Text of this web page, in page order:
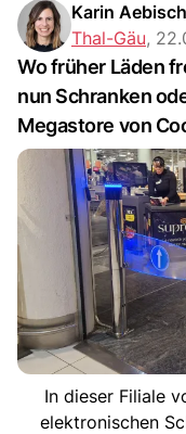
Karin
Thal-Gäu,
Wo früher Läden
nun Schranken
Megastore von
In dieser Filiale
elektronischen